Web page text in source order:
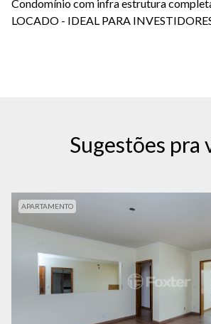
Condomínio com infra estrutura
LOCADO - IDEAL PARA
Sugestões pra
APARTAMENTO